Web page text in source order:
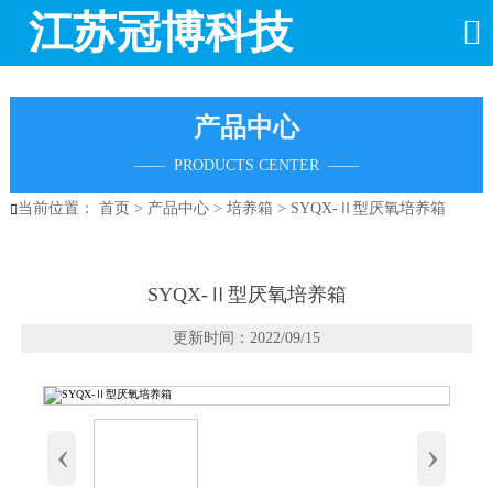
江苏冠博科技 
产品中心
—— PRODUCTS CENTER ——
当前位置： 首页 > 产品中心> 培养箱 > SYQX-Ⅱ型厌氧培养箱
SYQX-Ⅱ型厌氧培养箱
更新时间：2022/09/15
‹ ›